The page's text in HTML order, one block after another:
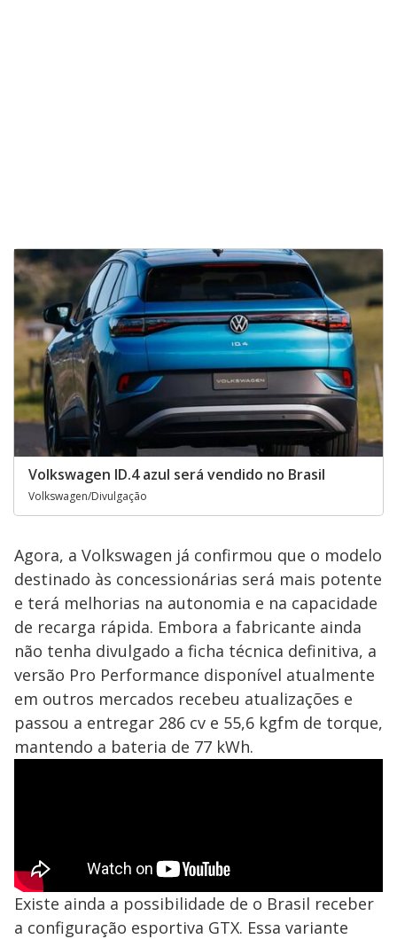
Volkswagen ID.4 azul será vendido no Brasil
Volkswagen/Divulgação
Agora, a Volkswagen já confirmou que o modelo
destinado às concessionárias será mais potente
e terá melhorias na autonomia e na capacidade
de recarga rápida. Embora a fabricante ainda
não tenha divulgado a ficha técnica definitiva, a
versão Pro Performance disponível atualmente
em outros mercados recebeu atualizações e
passou a entregar 286 cv e 55,6 kgfm de torque,
mantendo a bateria de 77 kWh.
Existe ainda a possibilidade de o Brasil receber
a configuração esportiva GTX. Essa variante